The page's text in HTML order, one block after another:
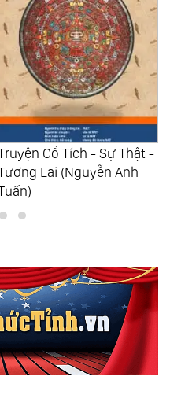
06:59:35
Vòng Tái Sinh (H. K.
Challoner)